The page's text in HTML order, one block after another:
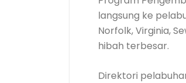
langsung ke
Norfolk, Virginia,
hibah terbesar.
Direktori